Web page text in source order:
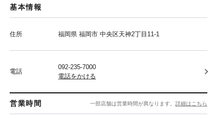
基本情報
住所 福岡県 福岡市 中央区天神2丁目11-1
電話
092-235-7000
電話をかける
営業時間 一部店舗は営業時間が異なります。 詳細はこちら